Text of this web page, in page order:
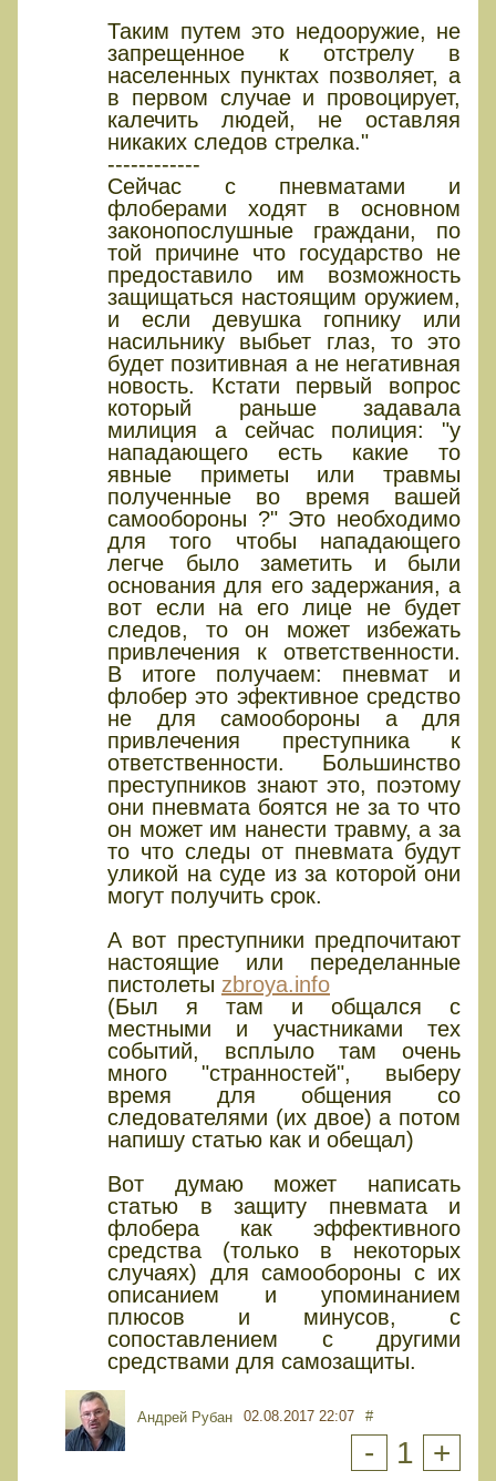
Таким путем это недооружие, не
запрещенное к отстрелу в
населенных пунктах позволяет, а
в первом случае и провоцирует,
калечить людей, не оставляя
никаких следов стрелка."
------------
Сейчас с пневматами и
флоберами ходят в основном
законопослушные граждани, по
той причине что государство не
предоставило им возможность
защищаться настоящим оружием,
и если девушка гопнику или
насильнику выбьет глаз, то это
будет позитивная а не негативная
новость. Кстати первый вопрос
который раньше задавала
милиция а сейчас полиция: "у
нападающего есть какие то
явные приметы или травмы
полученные во время вашей
самообороны ?" Это необходимо
для того чтобы нападающего
легче было заметить и были
основания для его задержания, а
вот если на его лице не будет
следов, то он может избежать
привлечения к ответственности.
В итоге получаем: пневмат и
флобер это эфективное средство
не для самообороны а для
привлечения преступника к
ответственности. Большинство
преступников знают это, поэтому
они пневмата боятся не за то что
он может им нанести травму, а за
то что следы от пневмата будут
уликой на суде из за которой они
могут получить срок.
А вот преступники предпочитают
настоящие или переделанные
пистолеты zbroya.info
(Был я там и общался с
местными и участниками тех
событий, всплыло там очень
много "странностей", выберу
время для общения со
следователями (их двое) а потом
напишу статью как и обещал)
Вот думаю может написать
статью в защиту пневмата и
флобера как эффективного
средства (только в некоторых
случаях) для самообороны с их
описанием и упоминанием
плюсов и минусов, с
сопоставлением с другими
средствами для самозащиты.
Андрей Рубан 02.08.2017 22:07 #
- 1 +